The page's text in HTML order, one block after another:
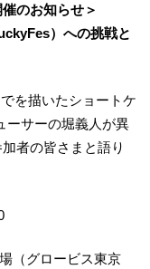
のお知らせ＞
）への挑戦と
を描いたショートケ
ーサーの堀義人が異
者の皆さまと語り
（グロービス東京